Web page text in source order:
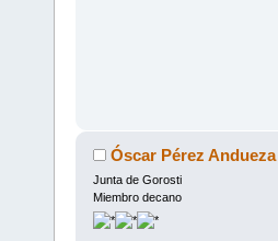
Óscar Pérez Andueza
Junta de Gorosti
Miembro decano